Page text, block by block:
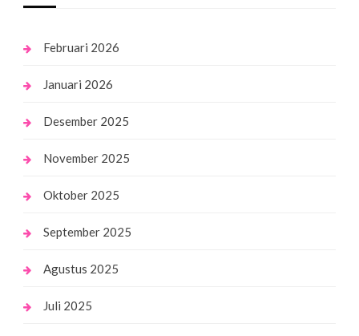
Februari 2026
Januari 2026
Desember 2025
November 2025
Oktober 2025
September 2025
Agustus 2025
Juli 2025